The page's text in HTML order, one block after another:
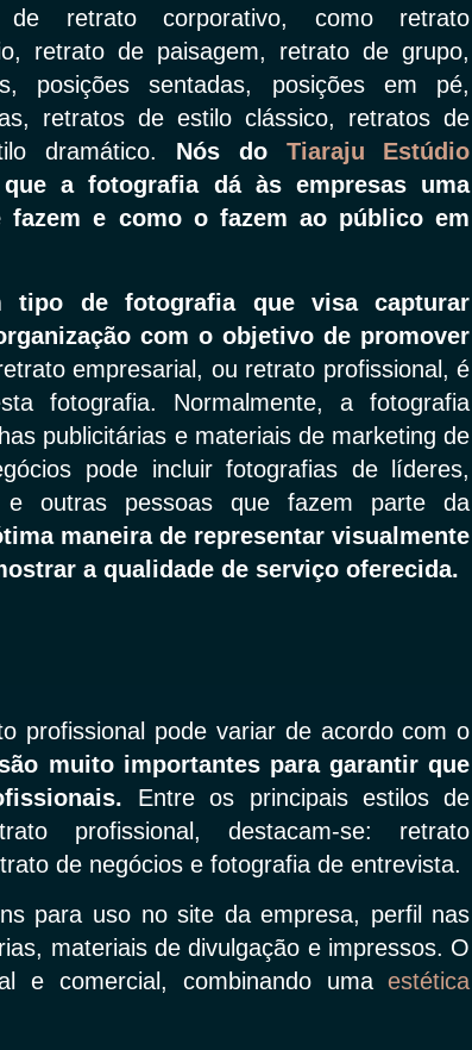
retrato corporativo, como retrato
retrato de paisagem, retrato de grupo,
posições sentadas, posições em pé,
retratos de estilo clássico, retratos de
dramático. Nós do Tiaraju Estúdio
a fotografia dá às empresas uma
e como o fazem ao público em
tipo de fotografia que visa capturar
com o objetivo de promover
empresarial, ou retrato profissional, é
fotografia. Normalmente, a fotografia
publicitárias e materiais de marketing de
pode incluir fotografias de líderes,
e outras pessoas que fazem parte da
maneira de representar visualmente
a qualidade de serviço oferecida.
profissional pode variar de acordo com o
muito importantes para garantir que
Entre os principais estilos de
profissional, destacam-se: retrato
de negócios e fotografia de entrevista.
para uso no site da empresa, perfil nas
materiais de divulgação e impressos. O
e comercial, combinando umaestética